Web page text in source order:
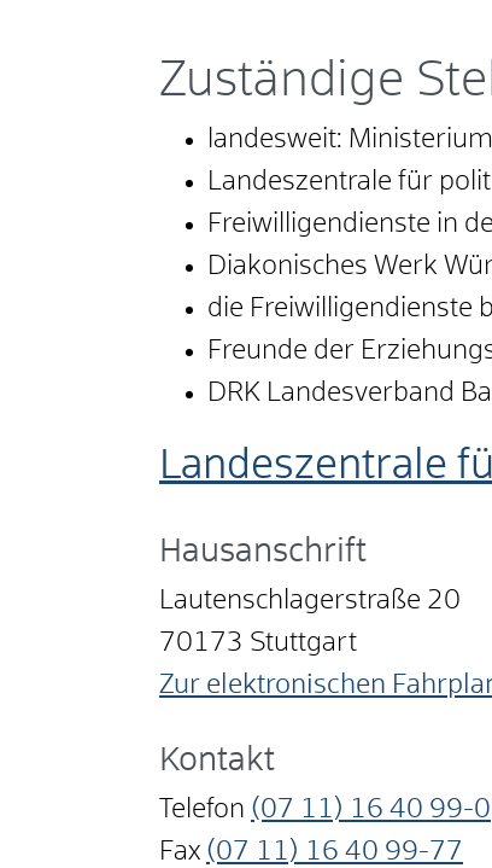
Zuständige
landesweit:
Landeszentrale für
Freiwilligendienste in
Diakonisches Werk
die Freiwilligendienste
Freunde der
DRK Landesverband
Landeszentrale
Hausanschrift
Lautenschlagerstraße 20
70173 Stuttgart
Zur elektronischen
Kontakt
Telefon (07 11) 16 40 99-0
Fax (07 11) 16 40 99-77